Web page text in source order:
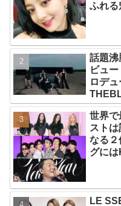
ふれる
話題
ビュ
ロデ
ープ！
をリ
世界で
スト
なる
グに
LE